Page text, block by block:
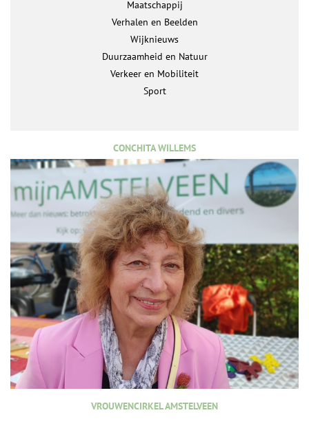
Maatschappij
Verhalen en Beelden
Wijknieuws
Duurzaamheid en Natuur
Verkeer en Mobiliteit
Sport
CONCHITA WILLEMS
VROUWENCIRKEL AMSTELVEEN